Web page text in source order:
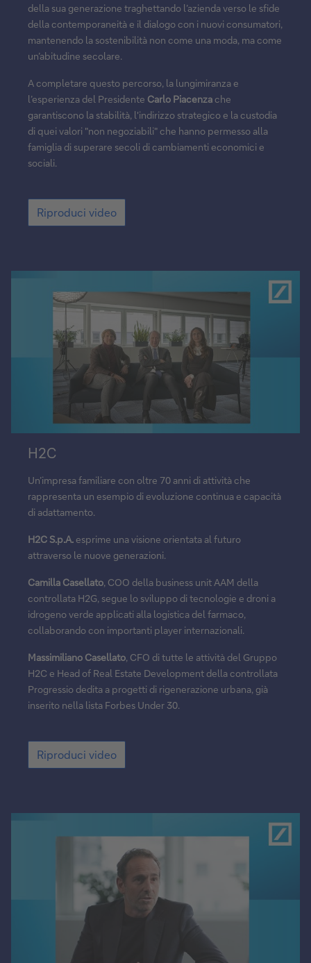
della sua generazione traghettando l’azienda verso le sfide
della contemporaneità e il dialogo con i nuovi consumatori,
mantenendo la sostenibilità non come una moda, ma come
un’abitudine secolare.
A completare questo percorso, la lungimiranza e
l’esperienza del Presidente Carlo Piacenza che
garantiscono la stabilità, l'indirizzo strategico e la custodia
di quei valori "non negoziabili" che hanno permesso alla
famiglia di superare secoli di cambiamenti economici e
sociali.
Riproduci
video
Riproduci video
Riproduci
video
H2C
Un’impresa familiare con oltre 70 anni di attività che
rappresenta un esempio di evoluzione continua e capacità
di adattamento.
H2C S.p.A. esprime una visione orientata al futuro
attraverso le nuove generazioni.
Camilla Casellato, COO della business unit AAM della
controllata H2G, segue lo sviluppo di tecnologie e droni a
idrogeno verde applicati alla logistica del farmaco,
collaborando con importanti player internazionali.
Massimiliano Casellato, CFO di tutte le attività del Gruppo
H2C e Head of Real Estate Development della controllata
Progressio dedita a progetti di rigenerazione urbana, già
inserito nella lista Forbes Under 30.
Riproduci
video
Riproduci video